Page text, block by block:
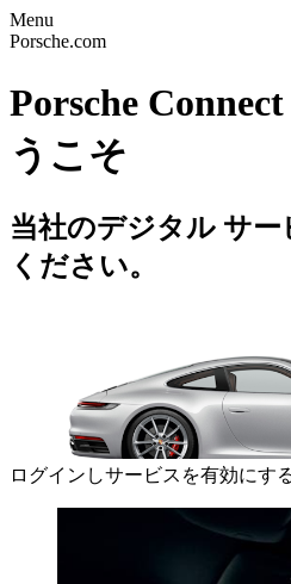
Menu
Porsche.com
Porsche
うこそ
当社のデジタル サ
ください。
ログインしサービスを有効にす